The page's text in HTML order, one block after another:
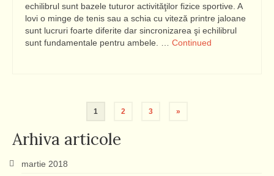
echilibrul sunt bazele tuturor activităţilor fizice sportive. A
lovi o minge de tenis sau a schia cu viteză printre jaloane
sunt lucruri foarte diferite dar sincronizarea şi echilibrul
sunt fundamentale pentru ambele. … Continued
articole
1 2 3 »
Arhiva articole
martie 2018